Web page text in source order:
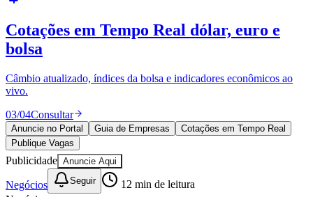
Cadastrar Empresa
Divulgar VagasNovo
Publicidade Legal
Política
Saúde
Segurança
Cultura
Meio Ambiente
Obras
Educação
Cotações em Tempo Real dólar, euro e
bolsa
Câmbio atualizado, índices da bolsa e indicadores econômicos ao
vivo.
03/04Consultar
Anuncie no Portal Guia de Empresas
Cotações em Tempo Real
Publique Vagas
Publicidade Anuncie Aqui
Negócios Seguir 12 min de leitura